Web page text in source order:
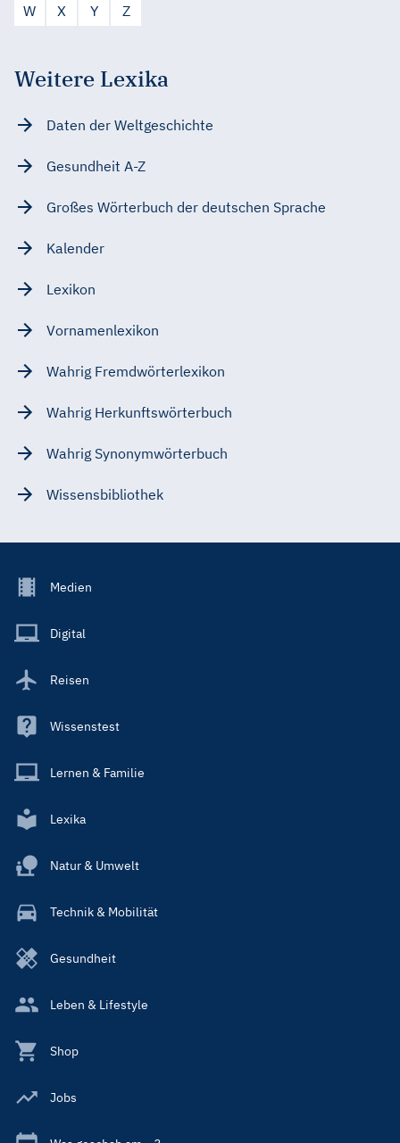
W
X Y Z
Weitere Lexika
Daten der Weltgeschichte
Gesundheit A-Z
Großes Wörterbuch der deutschen Sprache
Kalender
Lexikon
Vornamenlexikon
Wahrig Fremdwörterlexikon
Wahrig Herkunftswörterbuch
Wahrig Synonymwörterbuch
Wissensbibliothek
Footer
Main
Medien
Digital
Reisen
Wissenstest
Lernen & Familie
Lexika
Natur & Umwelt
Technik & Mobilität
Gesundheit
Leben & Lifestyle
Shop
Jobs